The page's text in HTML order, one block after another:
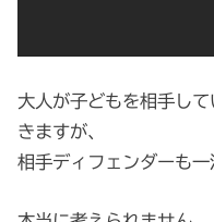
大人が子どもを相手し
きますが、
相手ディフェンダーも